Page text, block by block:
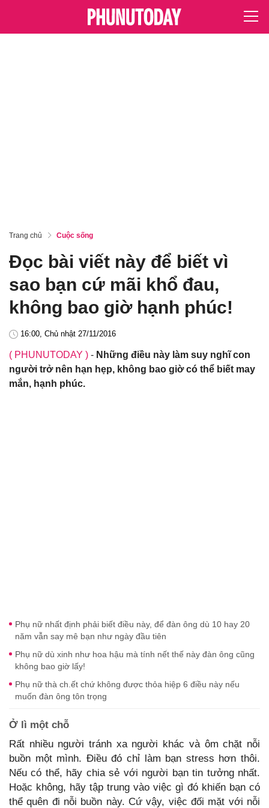
Trang chủ Cuộc sống
Đọc bài viết này để biết vì
sao bạn cứ mãi khổ đau,
không bao giờ hạnh phúc!
16:00, Chủ nhật 27/11/2016
( PHUNUTODAY ) - Những điều này làm suy nghĩ con
người trở nên hạn hẹp, không bao giờ có thể biết may
mắn, hạnh phúc.
Phụ nữ nhất định phải biết điều này, để đàn ông dù 10 hay 20
năm vẫn say mê bạn như ngày đầu tiên
Phụ nữ dù xinh như hoa hậu mà tính nết thế này đàn ông cũng
không bao giờ lấy!
Phụ nữ thà ch.ết chứ không được thỏa hiệp 6 điều này nếu
muốn đàn ông tôn trọng
Ở lì một chỗ
Rất nhiều người tránh xa người khác và ôm chặt nỗi
buồn một mình. Điều đó chỉ làm bạn stress hơn thôi.
Nếu có thể, hãy chia sẻ với người bạn tin tưởng nhất.
Hoặc không, hãy tập trung vào việc gì đó khiến bạn có
thể quên đi nỗi buồn này. Cứ vậy, việc đối mặt với nỗi